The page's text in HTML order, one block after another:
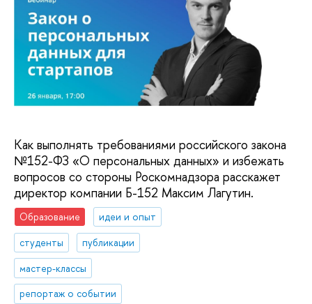
Как выполнять требованиями российского закона
№152-ФЗ «О персональных данных» и избежать
вопросов со стороны Роскомнадзора расскажет
директор компании Б-152 Максим Лагутин.
Образование
идеи и опыт
студенты
публикации
мастер-классы
репортаж о событии